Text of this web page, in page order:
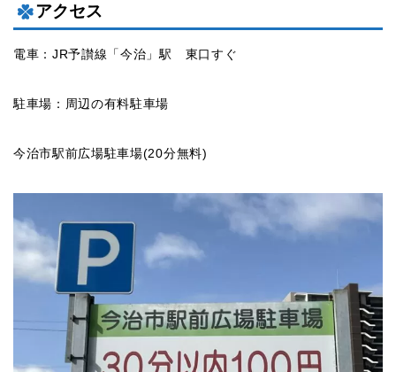
アクセス
電車：JR予讃線「今治」駅 東口すぐ
駐車場：周辺の有料駐車場
今治市駅前広場駐車場(20分無料)